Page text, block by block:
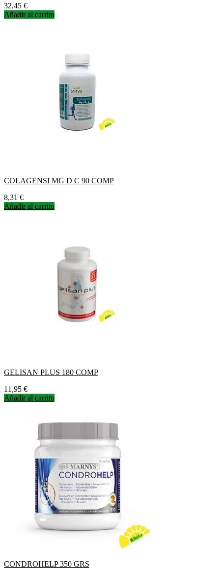
Precio
32,45 €
Añadir al carrito
COLAGENSI MG D C 90 COMP
Precio
8,31 €
Añadir al carrito
GELISAN PLUS 180 COMP
Precio
11,95 €
Añadir al carrito
CONDROHELP 350 GRS